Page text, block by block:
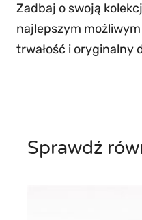
Zadbaj o swoją
najlepszym
trwałość i oryginalny
Sprawdź